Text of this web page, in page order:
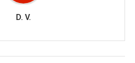
D. V.